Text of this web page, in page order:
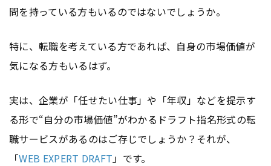
問を持っている方もいるのではないでしょうか。
特に、転職を考えている方であれば、自身の市場価値が
気になる方もいるはず。
実は、企業が「任せたい仕事」や「年収」などを提示す
る形で“自分の市場価値”がわかるドラフト指名形式の転
職サービスがあるのはご存じでしょうか？それが、
「WEB EXPERT DRAFT」です。